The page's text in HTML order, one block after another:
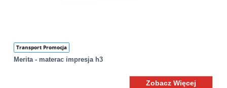
Transport Promocja
Merita - materac impresja h3
Zobacz Więcej